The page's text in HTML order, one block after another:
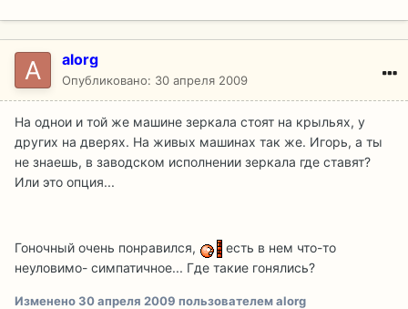
alorg
Опубликовано: 30 апреля 2009
На однои и той же машине зеркала стоят на крыльях, у
других на дверях. На живых машинах так же. Игорь, а ты
не знаешь, в заводском исполнении зеркала где ставят?
Или это опция...
Гоночный очень понравился,
есть в нем что-то
неуловимо- симпатичное... Где такие гонялись?
Изменено30 апреля 2009 пользователем alorg